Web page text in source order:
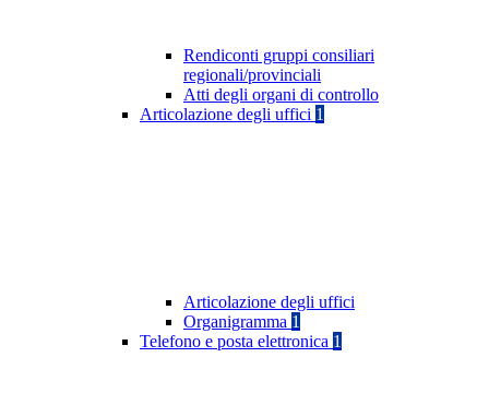
Rendiconti gruppi consiliari
regionali/provinciali
Atti degli organi di controllo
Articolazione degli uffici 1
Articolazione degli uffici
Organigramma 1
Telefono e posta elettronica 1